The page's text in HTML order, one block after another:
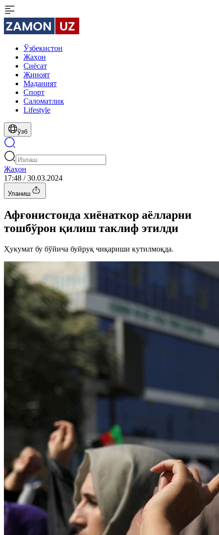
Ўзбекистон
Жаҳон
Сиёсат
Жиноят
Маданият
Спорт
Cаломатлик
Lifestyle
ўзб
Жаҳон
17:48 / 30.03.2024
Уланиш
Афғонистонда хиёнаткор аёлларни
тошбўрон қилиш таклиф этилди
Ҳукумат бу бўйича буйруқ чиқариши кутилмоқда.